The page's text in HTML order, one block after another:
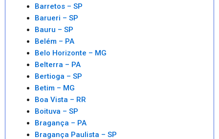
Barretos – SP
Barueri – SP
Bauru – SP
Belém – PA
Belo Horizonte – MG
Belterra – PA
Bertioga – SP
Betim – MG
Boa Vista – RR
Boituva – SP
Bragança – PA
Bragança Paulista – SP